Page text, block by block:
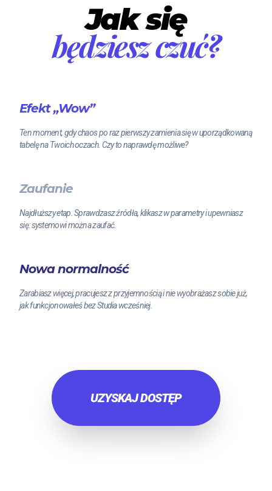
Jak się
będziesz czuć?
Efekt „Wow”
Ten moment, gdy chaos po raz pierwszy zamienia się w uporządkowaną
tabelę na Twoich oczach. Czy to naprawdę możliwe?
Zaufanie
Najdłuższy etap. Sprawdzasz źródła, klikasz w parametry i upewniasz
się: systemowi można zaufać.
Nowa normalność
Zarabiasz więcej, pracujesz z przyjemnością i nie wyobrażasz sobie już,
jak funkcjonowałeś bez Studia wcześniej.
UZYSKAJ DOSTĘP